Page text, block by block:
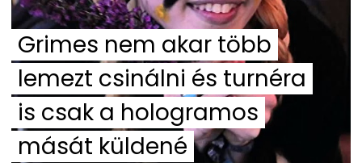
Grimes nem akar több
lemezt csinálni és turnéra
is csak a hologramos
mását küldené